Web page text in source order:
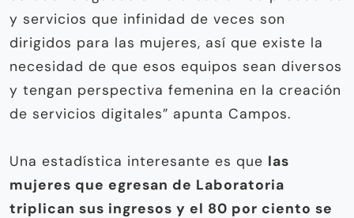
y servicios que infinidad de veces son
dirigidos para las mujeres, así que existe la
necesidad de que esos equipos sean diversos
y tengan perspectiva femenina en la creación
de servicios digitales” apunta Campos.
Una estadística interesante es que las
mujeres que egresan de Laboratoria
triplican sus ingresos y el 80 por ciento se